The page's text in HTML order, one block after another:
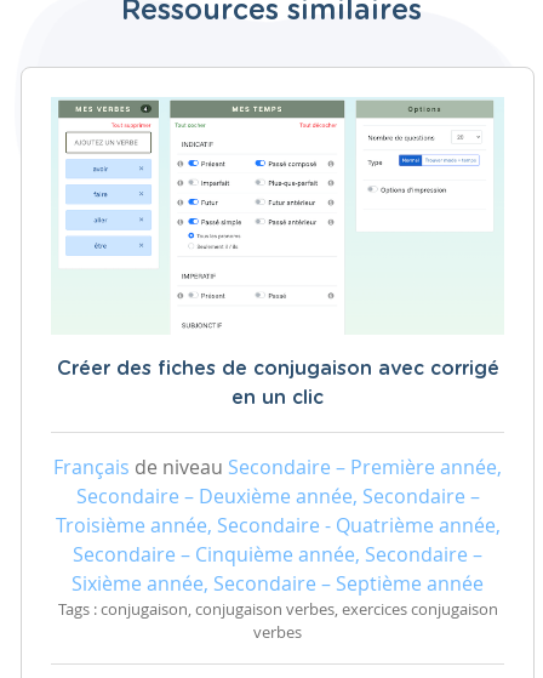
Ressources similaires
Créer des fiches de conjugaison avec corrigé
en un clic
Français de niveau Secondaire – Première année,
Secondaire – Deuxième année, Secondaire –
Troisième année, Secondaire - Quatrième année,
Secondaire – Cinquième année, Secondaire –
Sixième année, Secondaire – Septième année
Tags : conjugaison, conjugaison verbes, exercices conjugaison
verbes